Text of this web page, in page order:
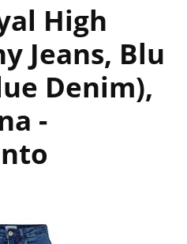
High
Jeans, Blu
Denim),
-